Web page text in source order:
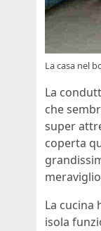
La casa nel
La
che
super
coperta
La cucina
isola